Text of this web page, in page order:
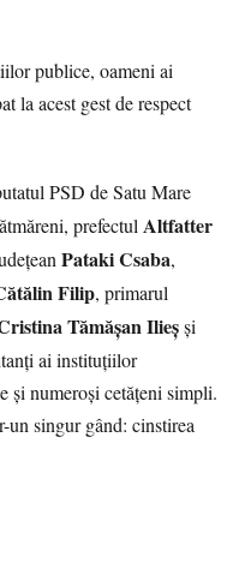
publice, oameni ai
la acest gest de respect
PSD de Satu Mare
prefectulAltfatter
Pataki Csaba,
Filip, primarul
Tămășan Ilieșși
ai instituțiilor
și numeroși cetățeni simpli.
un singur gând: cinstirea